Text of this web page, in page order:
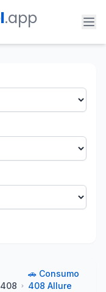
.app
408
🚗 Consumo
408 Allure